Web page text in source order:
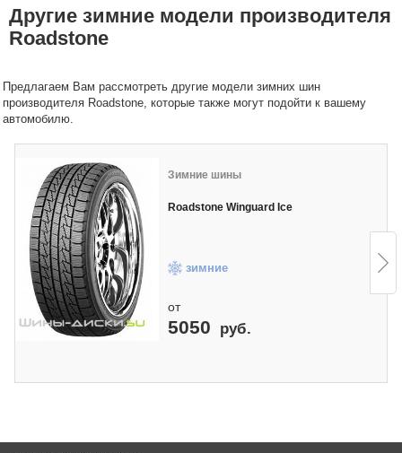
Другие зимние модели производителя
Roadstone
Предлагаем Вам рассмотреть другие модели зимних шин
производителя Roadstone, которые также могут подойти к вашему
автомобилю.
Зимние шины
Roadstone Winguard Ice
зимние
от
5050 руб.